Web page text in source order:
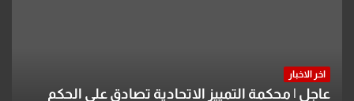
اخر الاخبار
عاجل | محكمة التمييز الاتحادية تصادق على الحكم